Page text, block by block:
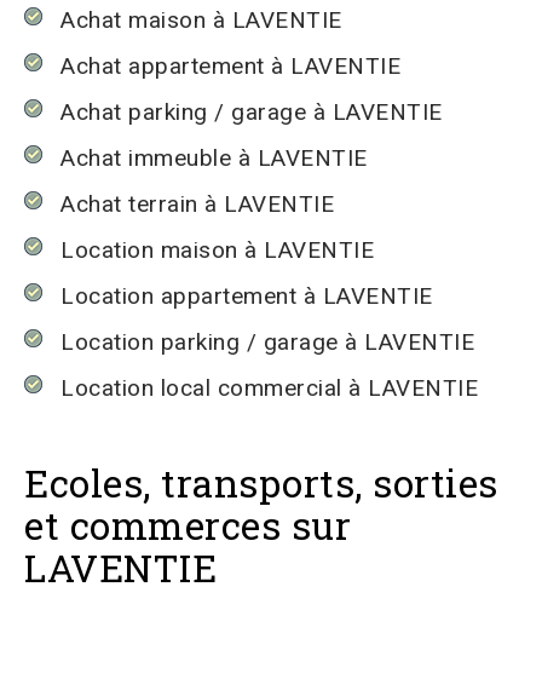
Achat maison à LAVENTIE
Achat appartement à LAVENTIE
Achat parking / garage à LAVENTIE
Achat immeuble à LAVENTIE
Achat terrain à LAVENTIE
Location maison à LAVENTIE
Location appartement à LAVENTIE
Location parking / garage à LAVENTIE
Location local commercial à LAVENTIE
Ecoles, transports, sorties
et commerces sur
LAVENTIE